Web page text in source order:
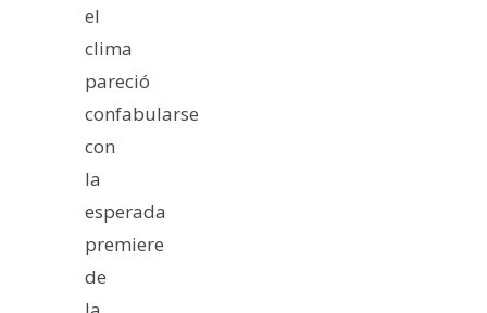
el
clima
pareció
confabularse
con
la
esperada
premiere
de